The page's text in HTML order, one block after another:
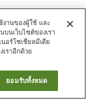
ายอัตโนมัติ
Atami Onsen Kinjokan
งานของผู้ใช้ และ
นเว็บไซต์ของเรา
อร์โซเชียลมีเดีย
ราอีกด้วย
ยอมรับทั้งหมด